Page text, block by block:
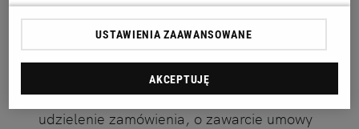
odwołanie przysługuje na:
niezgodną z przepisami ustawy czynność
zamawiającego, podjętą w postępowaniu o
udzielenie zamówienia, o zawarcie umowy
USTAWIENIA ZAAWANSOWANE
AKCEPTUJĘ